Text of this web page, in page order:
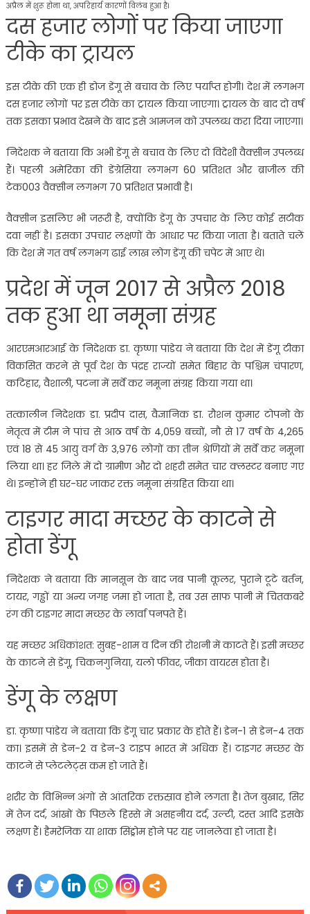
अप्रैल में शुरू होना था, अपरिहार्य कारणों विलंब हुआ है।
दस हजार लोगों पर किया जाएगा
टीके का ट्रायल
इस टीके की एक ही डोज डेंगू से बचाव के लिए पर्याप्त होगी। देश में लगभग
दस हजार लोगों पर इस टीके का ट्रायल किया जाएगा। ट्रायल के बाद दो वर्ष
तक इसका प्रभाव देखने के बाद इसे आमजन को उपलब्ध करा दिया जाएगा।
निदेशक ने बताया कि अभी डेंगू से बचाव के लिए दो विदेशी वैक्सीन उपलब्ध
हैं। पहली अमेरिका की डेंग्रेसिया लगभग 60 प्रतिशत और ब्राजील की
टेक003 वैक्सीन लगभग 70 प्रतिशत प्रभावी है।
वैक्सीन इसलिए भी जरूरी है, क्योंकि डेंगू के उपचार के लिए कोई सटीक
दवा नहीं है। इसका उपचार लक्षणों के आधार पर किया जाता है। बताते चलें
कि देश में गत वर्ष लगभग ढाई लाख लोग डेंगू की चपेट में आए थे।
प्रदेश में जून 2017 से अप्रैल 2018
तक हुआ था नमूना संग्रह
आरएमआरआई के निदेशक डा. कृष्णा पांडेय ने बताया कि देश में डेंगू टीका
विकसित करने से पूर्व देश के पंद्रह राज्यों समेत बिहार के पश्चिम चंपारण,
कटिहार, वैशाली, पटना में सर्वे कर नमूना संग्रह किया गया था।
तत्कालीन निदेशक डा. प्रदीप दास, वैज्ञानिक डा. रौशन कुमार टोपनो के
नेतृत्व में टीम ने पांच से आठ वर्ष के 4,059 बच्चों, नौ से 17 वर्ष के 4,265
एवं 18 से 45 आयु वर्ग के 3,976 लोगों का तीन श्रेणियों में सर्वे कर नमूना
लिया था। हर जिले में दो ग्रामीण और दो शहरी समेत चार क्लस्टर बनाए गए
थे। इन्होंने ही घर-घर जाकर रक्त नमूना संग्रहित किया था।
टाइगर मादा मच्छर के काटने से
होता डेंगू
निदेशक ने बताया कि मानसून के बाद जब पानी कूलर, पुराने टूटे बर्तन,
टायर, गड्ढों या अन्य जगह जमा हो जाता है, तब उस साफ पानी में चितकबरे
रंग की टाइगर मादा मच्छर के लार्वा पनपते हैं।
यह मच्छर अधिकांशत: सुबह-शाम व दिन की रोशनी में काटते हैं। इसी मच्छर
के काटने से डेंगू, चिकनगुनिया, यलो फीवर, जीका वायरस होता है।
डेंगू के लक्षण
डा. कृष्णा पांडेय ने बताया कि डेंगू चार प्रकार के होते हैं। डेन-1 से डेन-4 तक
का। इसमें से डेन-2 व डेन-3 टाइप भारत में अधिक हैं। टाइगर मच्छर के
काटने से प्लेटलेट्स कम हो जाते हैं।
शरीर के विभिन्न अंगों से आंतरिक रक्तस्राव होने लगता है। तेज बुखार, सिर
में तेज दर्द, आंखों के पिछले हिस्से में असहनीय दर्द, उल्टी, दस्त आदि इसके
लक्षण हैं। हैमरेजिक या शाक सिंड्रोम होने पर यह जानलेवा हो जाता है।